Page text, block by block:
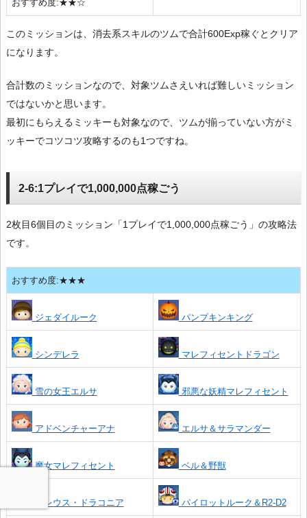
おすすめ度:★★☆
このミッションは、消去系スキルのツムで合計600Exp稼ぐとクリア
になります。
合計数のミッションなので、対象ツムさえいれば難しいミッション
ではないかと思います。
最初にもらえるミッキーも対象なので、ツムが揃っていない方がミ
ッキーでコツコツ攻略するのも1つですね。
2-6:1プレイで1,000,000点稼ごう
2枚目6個目のミッション「1プレイで1,000,000点稼ごう」の攻略法
です。
おすすめ度:★★★
ジェダイルーク パンプキンキング
シンデレラ マレフィセントドラゴン
雪の女王エルサ 邪悪な妖精マレフィセント
アドベンチャーアナ エルサ＆サラマンダー
魔女マレフィセント ベル＆野獣
マレウス・ドラコニア パイロットルーク＆R2-D2